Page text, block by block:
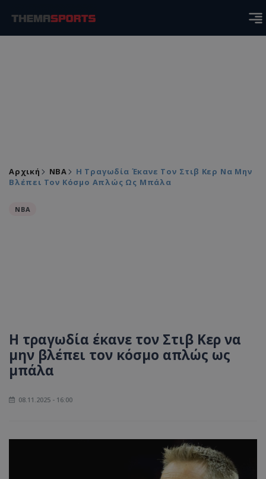
Αρχική NBA
Η Τραγωδία Έκανε Τον Στιβ Κερ Να Μην
Βλέπει Τον Κόσμο Απλώς Ως Μπάλα
NBA
Η τραγωδία έκανε τον Στιβ Κερ να
μην βλέπει τον κόσμο απλώς ως
μπάλα
08.11.2025 - 16:00